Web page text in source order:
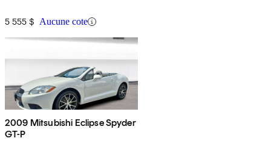
5 555 $ Aucune cote
2009 Mitsubishi Eclipse Spyder
GT-P